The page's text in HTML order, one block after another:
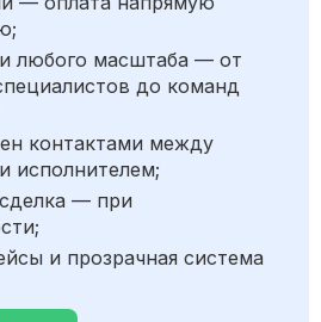
любого масштаба — от
до команд
контактами между
исполнителем;
— при
и прозрачная система